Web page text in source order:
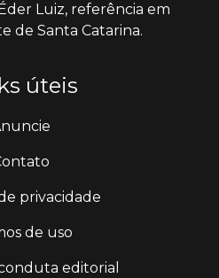
Luiz, referência em
de Santa Catarina.
úteis
privacidade
de uso
editorial